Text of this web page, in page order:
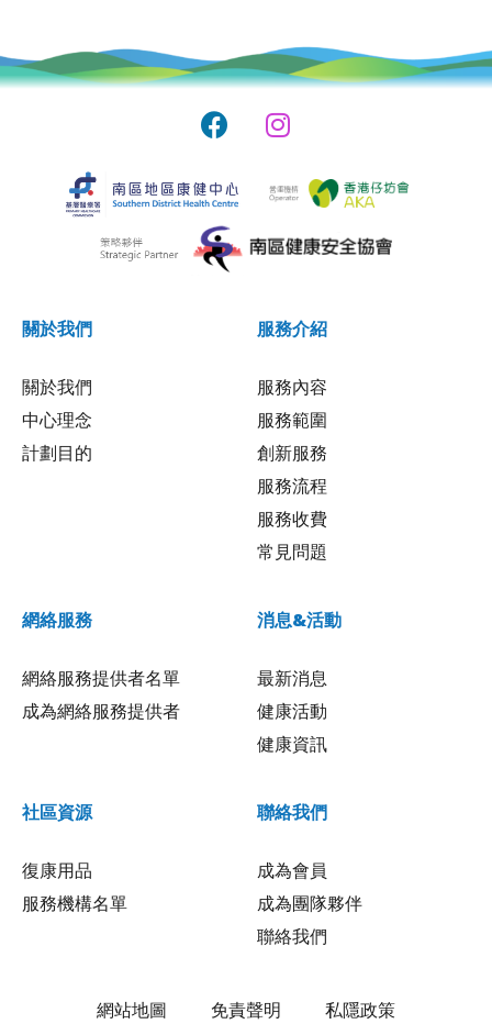
關於我們
關於我們
中心理念
計劃目的
服務介紹
服務內容
服務範圍
創新服務
服務流程
服務收費
常見問題
網絡服務
網絡服務提供者名單
成為網絡服務提供者
消息&活動
最新消息
健康活動
健康資訊
社區資源
復康用品
服務機構名單
聯絡我們
成為會員
成為團隊夥伴
聯絡我們
網站地圖 免責聲明 私隱政策